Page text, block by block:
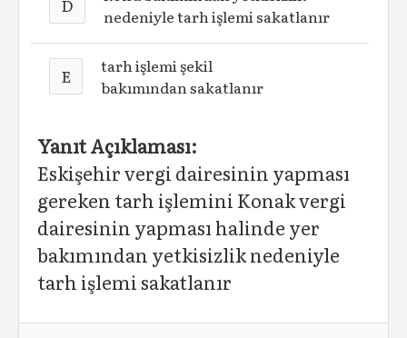
D
nedeniyle tarh işlemi sakatlanır
E
tarh işlemi şekil
bakımından sakatlanır
Yanıt Açıklaması:
Eskişehir vergi dairesinin yapması
gereken tarh işlemini Konak vergi
dairesinin yapması halinde yer
bakımından yetkisizlik nedeniyle
tarh işlemi sakatlanır